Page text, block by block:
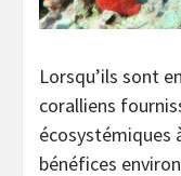
Lorsqu’ils sont
coralliens
écosystémiques
bénéfices